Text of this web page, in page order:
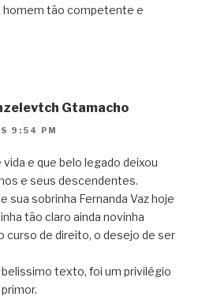
homem tão competente e
Gtamacho
9:54 PM
vida e que belo legado deixou
e seus descendentes.
sua sobrinha Fernanda Vaz hoje
tão claro ainda novinha
curso de direito, o desejo de ser
texto, foi um privilégio